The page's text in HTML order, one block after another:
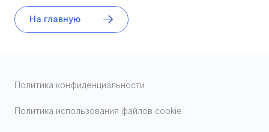
На главную
Политика конфиденциальности
Политика использования файлов cookie